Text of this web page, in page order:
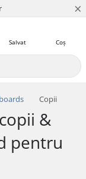
×
Coș
Salvat
Copii
&
pentru